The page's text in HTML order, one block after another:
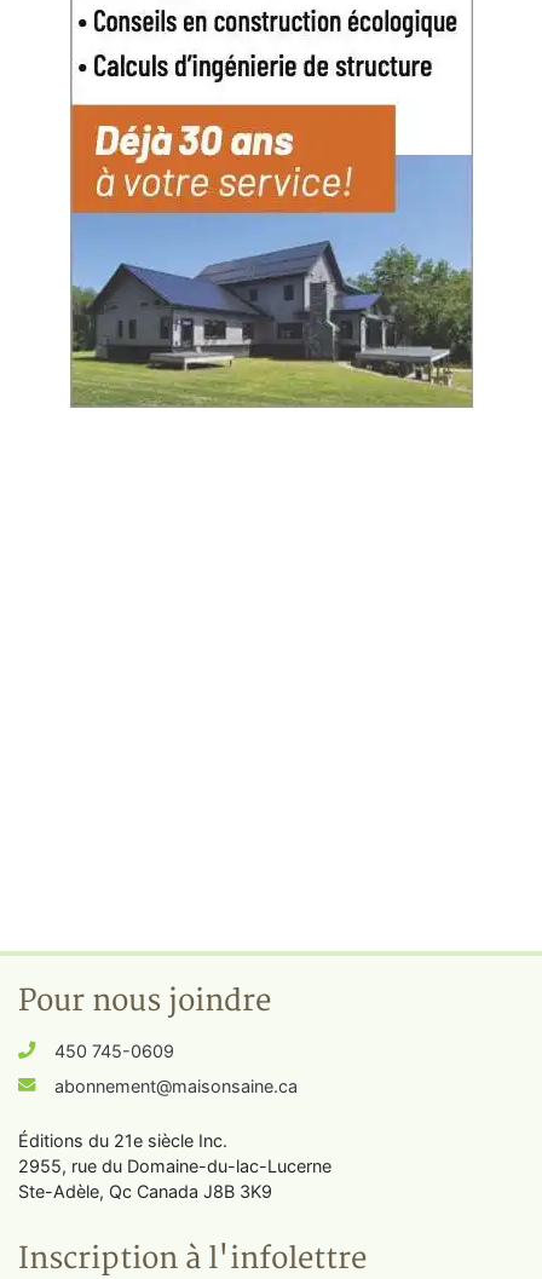
Pour nous joindre
450 745-0609
abonnement@maisonsaine.ca
Éditions du 21e siècle Inc.
2955, rue du Domaine-du-lac-Lucerne
Ste-Adèle, Qc Canada J8B 3K9
Inscription à l'infolettre